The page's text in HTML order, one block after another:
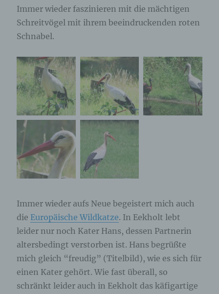
Immer wieder faszinieren mit die mächtigen
Schreitvögel mit ihrem beeindruckenden roten
Schnabel.
Immer wieder aufs Neue begeistert mich auch
die Europäische Wildkatze. In Eekholt lebt
leider nur noch Kater Hans, dessen Partnerin
altersbedingt verstorben ist. Hans begrüßte
mich gleich “freudig” (Titelbild), wie es sich für
einen Kater gehört. Wie fast überall, so
schränkt leider auch in Eekholt das käfigartige